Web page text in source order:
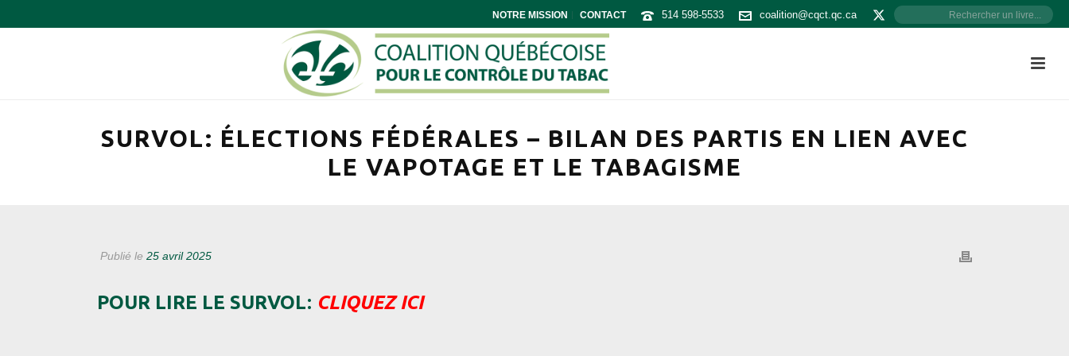
NOTRE MISSION CONTACT 514 598-5533 coalition@cqct.qc.ca
SURVOL: ÉLECTIONS FÉDÉRALES – BILAN DES PARTIS EN LIEN AVEC
LE VAPOTAGE ET LE TABAGISME
Publié le 25 avril 2025
POUR LIRE LE SURVOL: CLIQUEZ ICI